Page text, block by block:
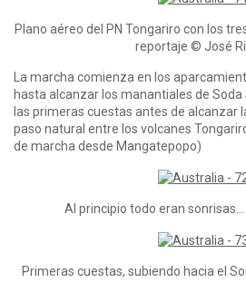
Plano aéreo del PN Tongariro con los
reportaje © José
La marcha comienza en los
hasta alcanzar los manantiales de
las primeras cuestas antes de alcanzar
paso natural entre los volcanes
de marcha desde Mangatepopo)
Al principio todo eran
Primeras cuestas, subiendo hacia el